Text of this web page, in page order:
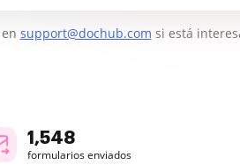
support@dochub.com si está
1,548
formularios enviados